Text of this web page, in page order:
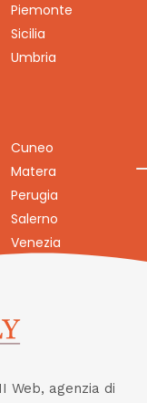
Piemonte
Sicilia
Umbria
Cuneo
Matera
Perugia
Salerno
Venezia
Web, agenzia di